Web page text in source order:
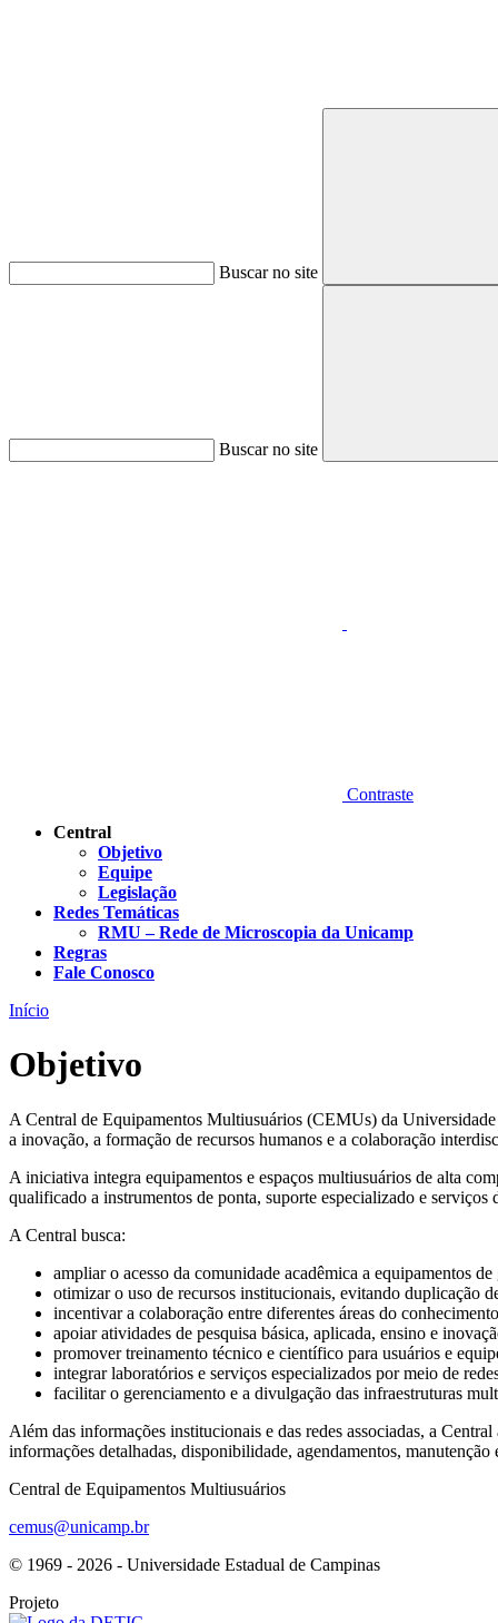
Buscar no site
Buscar no site
Contraste
Central
Objetivo
Equipe
Legislação
Redes Temáticas
RMU – Rede de Microscopia da Unicamp
Regras
Fale Conosco
Início
Objetivo
A Central de Equipamentos Multiusuários (CEMUs) da
a inovação, a formação de recursos humanos e a colaboração
A iniciativa integra equipamentos e espaços multiusuários de alta
qualificado a instrumentos de ponta, suporte especializado e serviços
A Central busca:
ampliar o acesso da comunidade acadêmica a equipamentos
otimizar o uso de recursos institucionais, evitando duplicação
incentivar a colaboração entre diferentes áreas do
apoiar atividades de pesquisa básica, aplicada, ensino e
promover treinamento técnico e científico para usuários e
integrar laboratórios e serviços especializados por meio de
facilitar o gerenciamento e a divulgação das infraestruturas
Além das informações institucionais e das redes associadas, a
informações detalhadas, disponibilidade, agendamentos, manutenção
Central de Equipamentos Multiusuários
cemus@unicamp.br
© 1969 - 2026 - Universidade Estadual de Campinas
Projeto